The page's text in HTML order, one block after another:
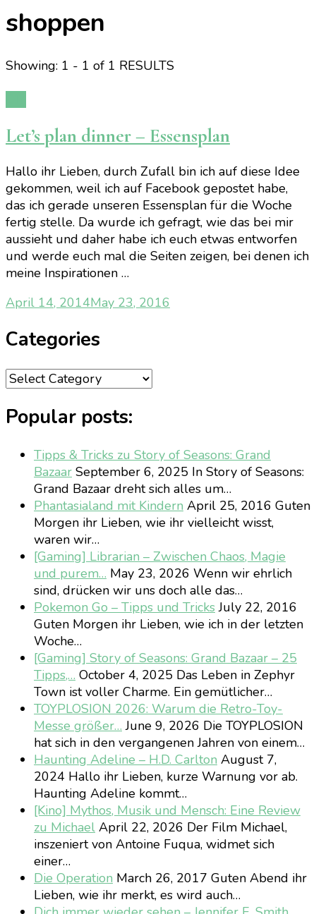
shoppen
Showing: 1 - 1 of 1 RESULTS
Let’s plan dinner – Essensplan
Hallo ihr Lieben, durch Zufall bin ich auf diese Idee
gekommen, weil ich auf Facebook gepostet habe,
das ich gerade unseren Essensplan für die Woche
fertig stelle. Da wurde ich gefragt, wie das bei mir
aussieht und daher habe ich euch etwas entworfen
und werde euch mal die Seiten zeigen, bei denen ich
meine Inspirationen …
April 14, 2014May 23, 2016
Categories
Categories
Popular posts:
Tipps & Tricks zu Story of Seasons: Grand
Bazaar September 6, 2025 In Story of Seasons:
Grand Bazaar dreht sich alles um…
Phantasialand mit Kindern April 25, 2016 Guten
Morgen ihr Lieben, wie ihr vielleicht wisst,
waren wir…
[Gaming] Librarian – Zwischen Chaos, Magie
und purem… May 23, 2026 Wenn wir ehrlich
sind, drücken wir uns doch alle das…
Pokemon Go – Tipps und TricksJuly 22, 2016
Guten Morgen ihr Lieben, wie ich in der letzten
Woche…
[Gaming] Story of Seasons: Grand Bazaar – 25
Tipps,… October 4, 2025 Das Leben in Zephyr
Town ist voller Charme. Ein gemütlicher…
TOYPLOSION 2026: Warum die Retro-Toy-
Messe größer… June 9, 2026 Die TOYPLOSION
hat sich in den vergangenen Jahren von einem…
Haunting Adeline – H.D. Carlton August 7,
2024 Hallo ihr Lieben, kurze Warnung vor ab.
Haunting Adeline kommt…
[Kino] Mythos, Musik und Mensch: Eine Review
zu Michael April 22, 2026 Der Film Michael,
inszeniert von Antoine Fuqua, widmet sich
einer…
Die Operation March 26, 2017 Guten Abend ihr
Lieben, wie ihr merkt, es wird auch…